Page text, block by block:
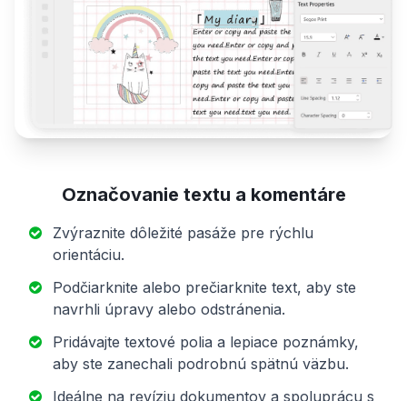
Označovanie textu a komentáre
Zvýraznite dôležité pasáže pre rýchlu
orientáciu.
Podčiarknite alebo prečiarknite text, aby ste
navrhli úpravy alebo odstránenia.
Pridávajte textové polia a lepiace poznámky,
aby ste zanechali podrobnú spätnú väzbu.
Ideálne na revíziu dokumentov a spoluprácu s